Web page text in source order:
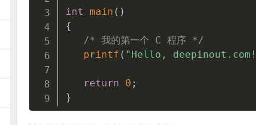
int main ( )
{
/* 我的第一个 C 程序 */
printf ( "Hello,
return 0 ;
}